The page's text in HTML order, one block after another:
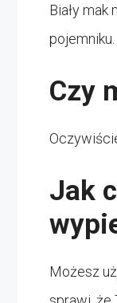
Biały
pojemniku.
Czy
Jak
Możesz